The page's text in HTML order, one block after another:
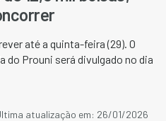
até a quinta-feira (29). O
do Prouni será divulgado no dia
atualização em: 26/01/2026